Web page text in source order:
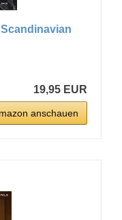
19,95 EUR
anschauen